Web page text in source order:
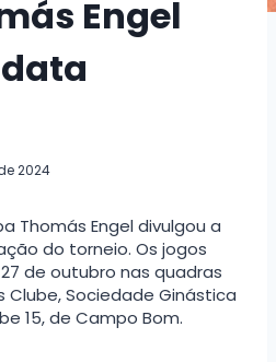
Engel
2024
Thomás Engel divulgou a
do torneio. Os jogos
de outubro nas quadras
Clube, Sociedade Ginástica
15, de Campo Bom.